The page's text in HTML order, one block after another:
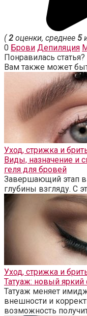
(2 оценки, среднее 5
0 Брови Депиляция
Понравилась
Вам также может
Уход, стрижка и
Виды, назначение и
геля для бровей
Завершающий этап
глубины взгляду. С
Уход, стрижка и
Татуаж: новый яркий
Татуаж меняет
внешности и
возможность